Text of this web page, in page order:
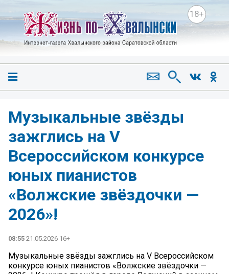
18+
Музыкальные звёзды
зажглись на V
Всероссийском конкурсе
юных пианистов
«Волжские звёздочки —
2026»!
08:55 21.05.2026 16+
Музыкальные звёзды зажглись на V Всероссийском
конкурсе юных пианистов «Волжские звёздочки —